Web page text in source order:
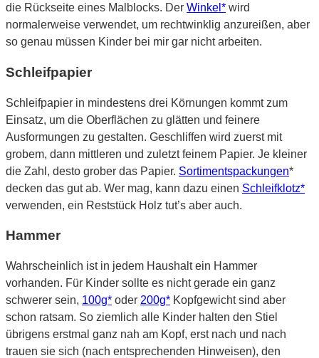
die Rückseite eines Malblocks. Der Winkel* wird
normalerweise verwendet, um rechtwinklig anzureißen, aber
so genau müssen Kinder bei mir gar nicht arbeiten.
Schleifpapier
Schleifpapier in mindestens drei Körnungen kommt zum
Einsatz, um die Oberflächen zu glätten und feinere
Ausformungen zu gestalten. Geschliffen wird zuerst mit
grobem, dann mittleren und zuletzt feinem Papier. Je kleiner
die Zahl, desto grober das Papier. Sortimentspackungen*
decken das gut ab. Wer mag, kann dazu einen Schleifklotz*
verwenden, ein Reststück Holz tut’s aber auch.
Hammer
Wahrscheinlich ist in jedem Haushalt ein Hammer
vorhanden. Für Kinder sollte es nicht gerade ein ganz
schwerer sein, 100g* oder 200g* Kopfgewicht sind aber
schon ratsam. So ziemlich alle Kinder halten den Stiel
übrigens erstmal ganz nah am Kopf, erst nach und nach
trauen sie sich (nach entsprechenden Hinweisen), den